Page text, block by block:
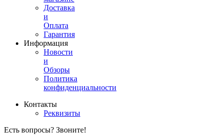
Доставка
и
Оплата
Гарантия
Информация
Новости
и
Обзоры
Политика
конфиденциальности
Контакты
Реквизиты
Есть вопросы? Звоните!